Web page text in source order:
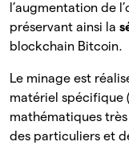
l’augmentation de
préservant ainsi la
blockchain Bitcoin.
Le minage est
matériel spécifique
mathématiques
des particuliers et